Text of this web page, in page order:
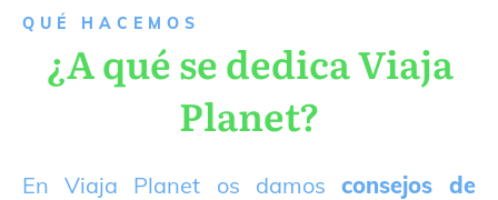
QUÉ HACEMOS
¿A qué se dedica Viaja
Planet?
En Viaja Planet os damos consejos de